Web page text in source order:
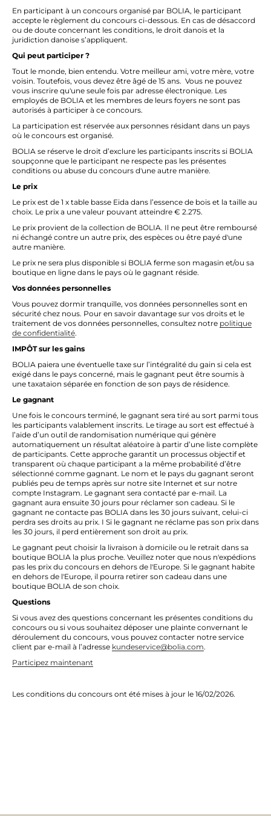
En participant à un concours organisé par BOLIA, le participant
accepte le règlement du concours ci-dessous. En cas de désaccord
ou de doute concernant les conditions, le droit danois et la
juridiction danoise s’appliquent.
Qui peut participer ?
Tout le monde, bien entendu. Votre meilleur ami, votre mère, votre
voisin. Toutefois, vous devez être âgé de 15 ans. Vous ne pouvez
vous inscrire qu'une seule fois par adresse électronique. Les
employés de BOLIA et les membres de leurs foyers ne sont pas
autorisés à participer à ce concours.
La participation est réservée aux personnes résidant dans un pays
où le concours est organisé.
BOLIA se réserve le droit d’exclure les participants inscrits si BOLIA
soupçonne que le participant ne respecte pas les présentes
conditions ou abuse du concours d'une autre manière.
Le prix
Le prix est de 1 x table basse Eida dans l’essence de bois et la taille au
choix. Le prix a une valeur pouvant atteindre € 2.275.
Le prix provient de la collection de BOLIA. Il ne peut être remboursé
ni échangé contre un autre prix, des espèces ou être payé d'une
autre manière.
Le prix ne sera plus disponible si BOLIA ferme son magasin et/ou sa
boutique en ligne dans le pays où le gagnant réside.
Vos données personnelles
Vous pouvez dormir tranquille, vos données personnelles sont en
sécurité chez nous. Pour en savoir davantage sur vos droits et le
traitement de vos données personnelles, consultez notre politique
de confidentialité.
IMPÔT sur les gains
BOLIA paiera une éventuelle taxe sur l’intégralité du gain si cela est
exigé dans le pays concerné, mais le gagnant peut être soumis à
une taxataion séparée en fonction de son pays de résidence.
Le gagnant
Une fois le concours terminé, le gagnant sera tiré au sort parmi tous
les participants valablement inscrits. Le tirage au sort est effectué à
l’aide d’un outil de randomisation numérique qui génère
automatiquement un résultat aléatoire à partir d’une liste complète
de participants. Cette approche garantit un processus objectif et
transparent où chaque participant a la même probabilité d’être
sélectionné comme gagnant. Le nom et le pays du gagnant seront
publiés peu de temps après sur notre site Internet et sur notre
compte Instagram. Le gagnant sera contacté par e-mail. La
gagnant aura ensuite 30 jours pour réclamer son cadeau. Si le
gagnant ne contacte pas BOLIA dans les 30 jours suivant, celui-ci
perdra ses droits au prix. I Si le gagnant ne réclame pas son prix dans
les 30 jours, il perd entièrement son droit au prix.
Le gagnant peut choisir la livraison à domicile ou le retrait dans sa
boutique BOLIA la plus proche. Veuillez noter que nous n'expédions
pas les prix du concours en dehors de l'Europe. Si le gagnant habite
en dehors de l'Europe, il pourra retirer son cadeau dans une
boutique BOLIA de son choix.
Questions
Si vous avez des questions concernant les présentes conditions du
concours ou si vous souhaitez déposer une plainte convernant le
déroulement du concours, vous pouvez contacter notre service
client par e-mail à l’adresse kundeservice@bolia.com.
Participez maintenant
Les conditions du concours ont été mises à jour le 16/02/2026.